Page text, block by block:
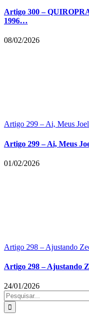
Artigo 300 –
1996…
08/02/2026
Artigo 299 – Ai, Meus
Artigo 299 – Ai, Meus
01/02/2026
Artigo 298 – Ajustando
Artigo 298 – Ajustando
24/01/2026
Buscar
resultados
para: